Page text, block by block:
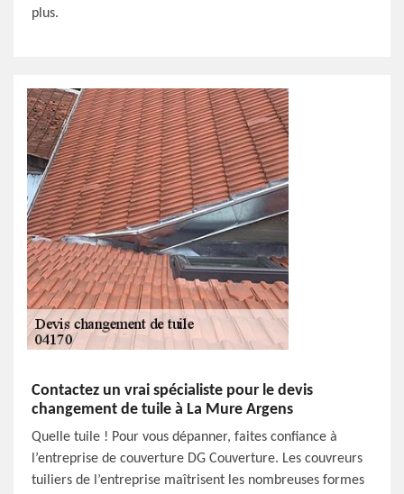
plus.
Contactez un vrai spécialiste pour le devis
changement de tuile à La Mure Argens
Quelle tuile ! Pour vous dépanner, faites confiance à
l’entreprise de couverture DG Couverture. Les couvreurs
tuiliers de l’entreprise maîtrisent les nombreuses formes